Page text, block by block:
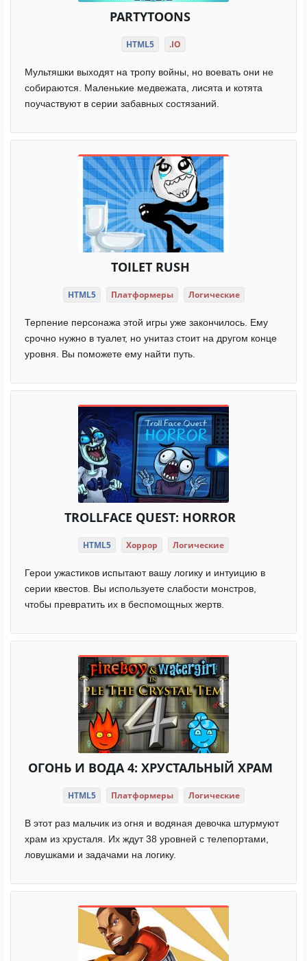
PARTYTOONS
HTML5 .IO
Мультяшки выходят на тропу войны, но воевать они не
собираются. Маленькие медвежата, лисята и котята
поучаствуют в серии забавных состязаний.
TOILET RUSH
HTML5 Платформеры Логические
Терпение персонажа этой игры уже закончилось. Ему
срочно нужно в туалет, но унитаз стоит на другом конце
уровня. Вы поможете ему найти путь.
TROLLFACE QUEST: HORROR
HTML5 Хоррор Логические
Герои ужастиков испытают вашу логику и интуицию в
серии квестов. Вы используете слабости монстров,
чтобы превратить их в беспомощных жертв.
ОГОНЬ И ВОДА 4: ХРУСТАЛЬНЫЙ ХРАМ
HTML5 Платформеры Логические
В этот раз мальчик из огня и водяная девочка штурмуют
храм из хрусталя. Их ждут 38 уровней с телепортами,
ловушками и задачами на логику.